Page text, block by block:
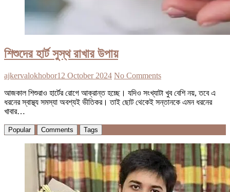
শিশুদের হার্ট সুস্থ রাখার উপায়
ajkervalokhobor12 October 2024 No Comments
আজকাল শিশুরাও হার্টের রোগে আক্রান্ত হচ্ছে। যদিও সংখ্যাটা খুব বেশি নয়, তবে এ
ধরনের স্বাস্থ্য সমস্যা অবশ্যই ভীতিকর। তাই ছোট থেকেই সন্তানকে এমন ধরনের
খাবার…
Popular Comments Tags